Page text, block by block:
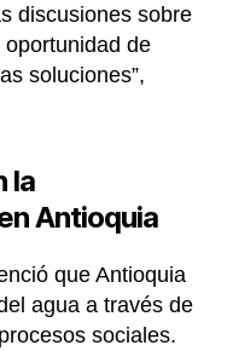
discusiones sobre
de
soluciones”,
la
Antioquia
que Antioquia
agua a través de
sociales.